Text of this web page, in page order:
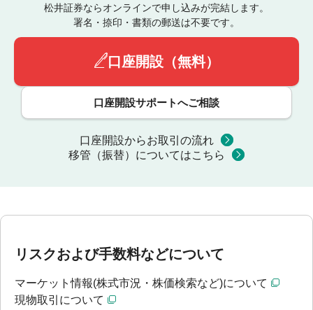
松井証券ならオンラインで申し込みが完結します。
署名・捺印・書類の郵送は不要です。
口座開設（無料）
口座開設サポートへご相談
口座開設からお取引の流れ
移管（振替）についてはこちら
リスクおよび手数料などについて
マーケット情報(株式市況・株価検索など)について
現物取引について